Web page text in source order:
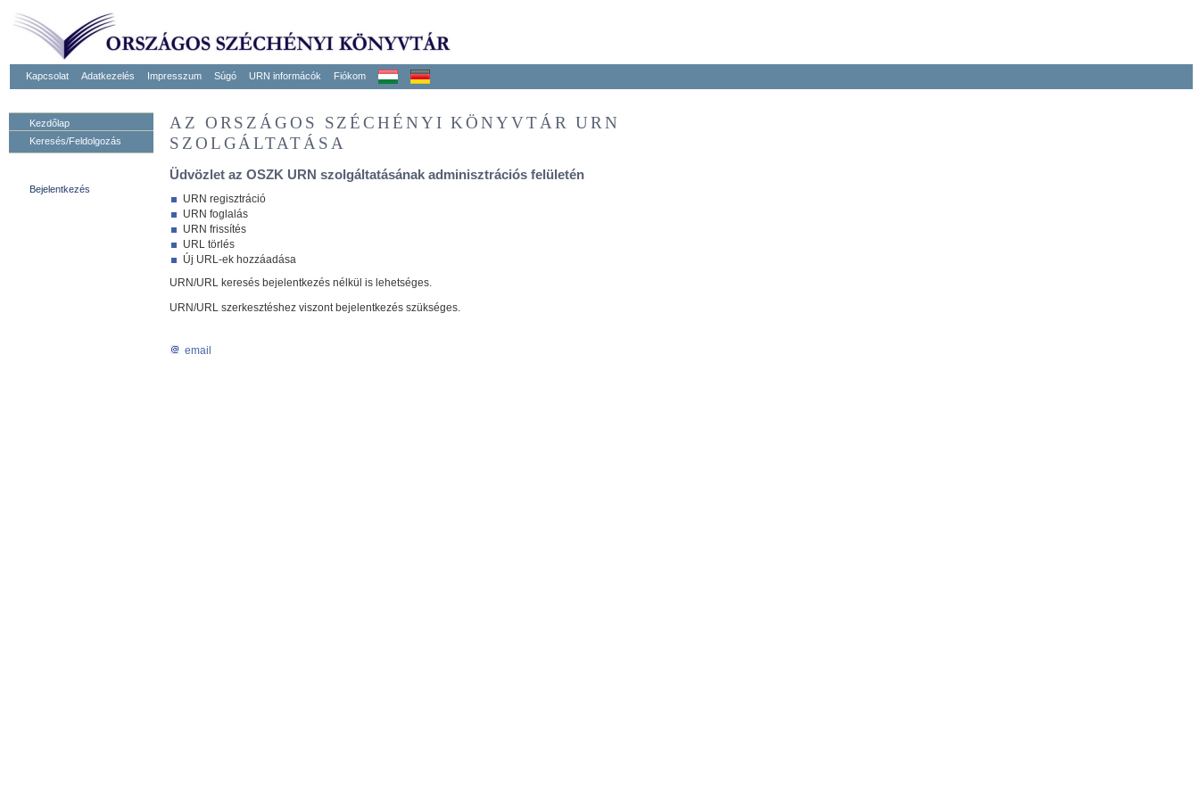
Kapcsolat Adatkezelés Impresszum Súgó URN informácók Fiókom
Kezdőlap
Keresés/Feldolgozás
Bejelentkezés
AZ ORSZÁGOS SZÉCHÉNYI KÖNYVTÁR URN
SZOLGÁLTATÁSA
Üdvözlet az OSZK URN szolgáltatásának adminisztrációs felületén
URN regisztráció
URN foglalás
URN frissítés
URL törlés
Új URL-ek hozzáadása
URN/URL keresés bejelentkezés nélkül is lehetséges.
URN/URL szerkesztéshez viszont bejelentkezés szükséges.
email